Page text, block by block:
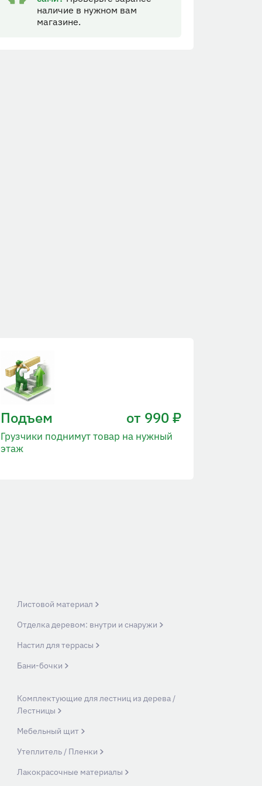
наличие в нужном вам
магазине.
Подъем от 990 ₽
Грузчики поднимут товар на нужный
этаж
Листовой материал
Отделка деревом: внутри и снаружи
Настил для террасы
Бани-бочки
Комплектующие для лестниц из дерева /
Лестницы
Мебельный щит
Утеплитель / Пленки
Лакокрасочные материалы